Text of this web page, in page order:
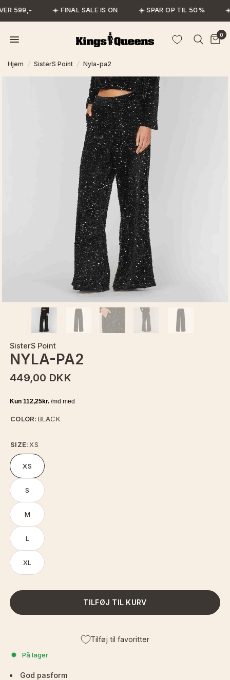
599,- ☀️ FINAL SALE IS ON ☀️ SPAR OP TIL 50%
0
Hjem / SisterS Point / Nyla-pa2
SisterS Point
NYLA-PA2
449,00 DKK
COLOR: BLACK
SIZE: XS
XS
S
M
L
XL
TILFØJ TIL KURV
Tilføj til favoritter
På lager
God pasform